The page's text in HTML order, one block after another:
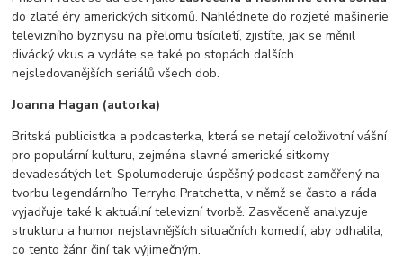
do zlaté éry amerických sitkomů. Nahlédnete do rozjeté mašinerie
televizního byznysu na přelomu tisíciletí, zjistíte, jak se měnil
divácký vkus a vydáte se také po stopách dalších
nejsledovanějších seriálů všech dob.
Joanna Hagan (autorka)
Britská publicistka a podcasterka, která se netají celoživotní vášní
pro populární kulturu, zejména slavné americké sitkomy
devadesátých let. Spolumoderuje úspěšný podcast zaměřený na
tvorbu legendárního Terryho Pratchetta, v němž se často a ráda
vyjadřuje také k aktuální televizní tvorbě. Zasvěceně analyzuje
strukturu a humor nejslavnějších situačních komedií, aby odhalila,
co tento žánr činí tak výjimečným.